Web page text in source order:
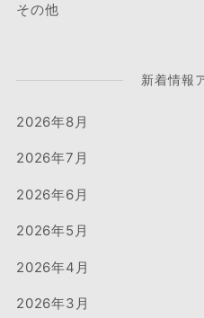
その他
新着情報
2026年8月
2026年7月
2026年6月
2026年5月
2026年4月
2026年3月